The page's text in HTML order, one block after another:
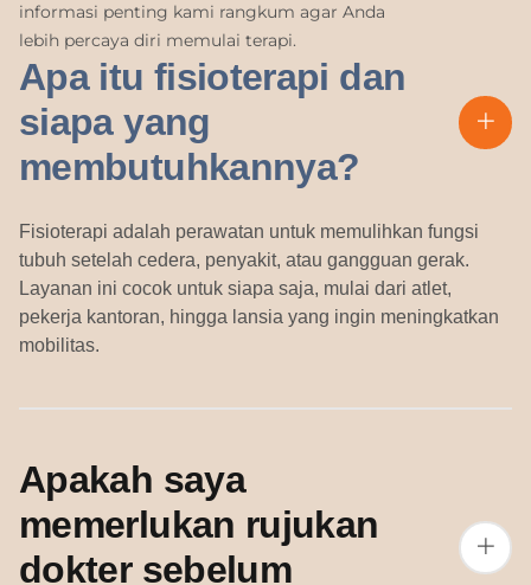
informasi penting kami rangkum agar Anda
lebih percaya diri memulai terapi.
Apa itu fisioterapi dan
siapa yang
membutuhkannya?
Fisioterapi adalah perawatan untuk memulihkan fungsi
tubuh setelah cedera, penyakit, atau gangguan gerak.
Layanan ini cocok untuk siapa saja, mulai dari atlet,
pekerja kantoran, hingga lansia yang ingin meningkatkan
mobilitas.
Apakah saya
memerlukan rujukan
dokter sebelum